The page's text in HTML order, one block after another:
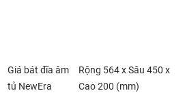
Giá bát đĩa âm
tủ NewEra
Rộng 564 x Sâu 450 x
Cao 200 (mm)